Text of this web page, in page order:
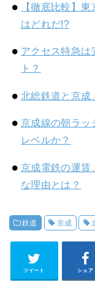
【徹底比較】
はどれだ!?
アクセス特急は
ト？
北総鉄道と京成
京成線の朝ラッ
レベルか？
京成電鉄の運賃
な理由とは？
鉄道 京成
ツイート シェア